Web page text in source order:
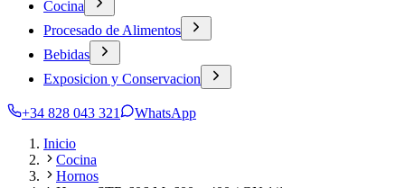
Cocina
Procesado de Alimentos
Bebidas
Exposicion y Conservacion
+34 828 043 321
WhatsApp
Inicio
Cocina
Hornos